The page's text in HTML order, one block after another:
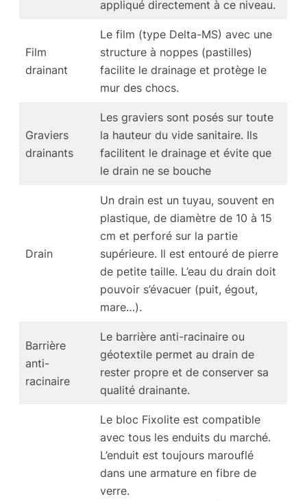
appliqué directement à ce niveau.
Film
drainant
Le film (type Delta-MS) avec une
structure à noppes (pastilles)
facilite le drainage et protège le
mur des chocs.
Graviers
drainants
Les graviers sont posés sur toute
la hauteur du vide sanitaire. Ils
facilitent le drainage et évite que
le drain ne se bouche
Drain
Un drain est un tuyau, souvent en
plastique, de diamètre de 10 à 15
cm et perforé sur la partie
supérieure. Il est entouré de pierre
de petite taille. L’eau du drain doit
pouvoir s’évacuer (puit, égout,
mare…).
Barrière
anti-
racinaire
Le barrière anti-racinaire ou
géotextile permet au drain de
rester propre et de conserver sa
qualité drainante.
Le bloc Fixolite est compatible
avec tous les enduits du marché.
L’enduit est toujours marouflé
dans une armature en fibre de
verre.